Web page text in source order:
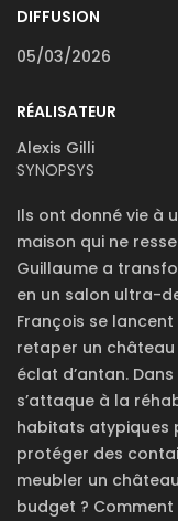
DIFFUSION
05/03/2026
RÉALISATEUR
Alexis Gilli
SYNOPSYS
Ils ont donné vie à
maison qui ne
Guillaume a
en un salon ultra-
François se
retaper un château
éclat d’antan.
s’attaque à la
habitats atypiques
protéger des
meubler un
budget ? Comment